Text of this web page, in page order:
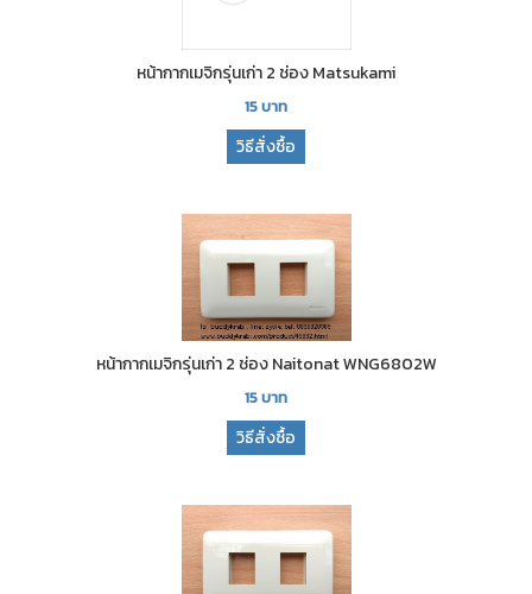
หน้ากากเมจิกรุ่นเก่า 2 ช่อง Matsukami
15บาท
วิธีสั่งซื้อ
หน้ากากเมจิกรุ่นเก่า 2 ช่อง Naitonat WNG6802W
15บาท
วิธีสั่งซื้อ